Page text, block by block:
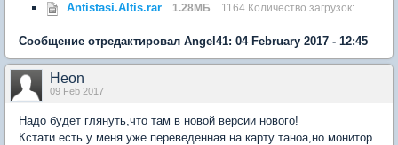
Antistasi.Altis.rar
1.28МБ 1164 Количество загрузок:
Сообщение отредактировал Angel41: 04 February 2017 - 12:45
Heon
09 Feb 2017
Надо будет глянуть,что там в новой версии нового!
Кстати есть у меня уже переведенная на карту таноа,но монитор